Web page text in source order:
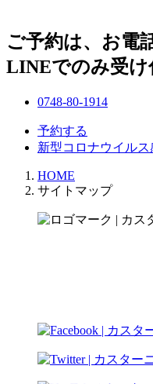
ご予約は、お電
LINEでのみ受け
0748-80-1914
予約する
新型コロナウイル
HOME
サイトマップ